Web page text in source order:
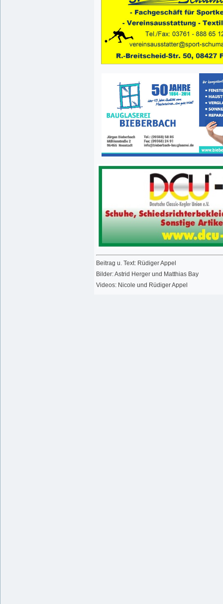
Beitrag u. Text: Rüdiger Appel
Bilder: Astrid Herger und Matthias Bay
Videos: Nicole und Rüdiger Appel